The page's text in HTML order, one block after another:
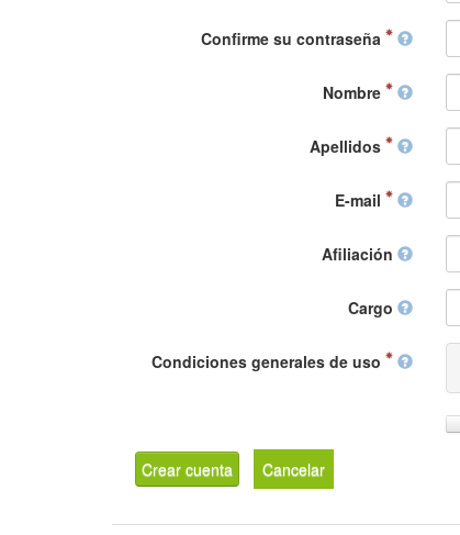
Confirme su contraseña
Nombre
Apellidos
E-mail
Afiliación
Cargo
Condiciones generales de uso
Crear cuenta Cancelar